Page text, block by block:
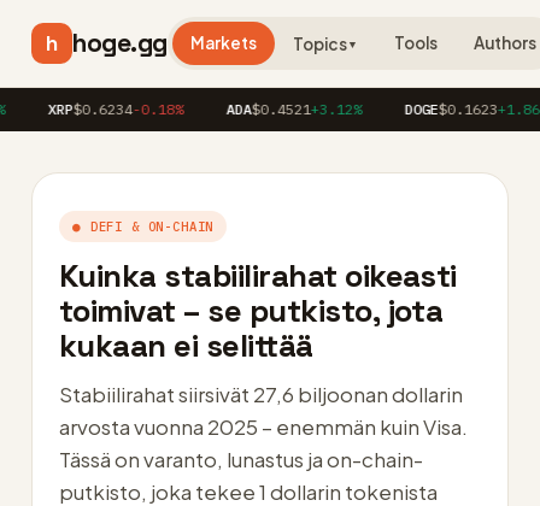
h hoge.gg Markets Topics▼ Tools Authors
XRP $0.6234-0.18% ADA $0.4521+3.12% DOGE $0.1623+1.86%
● DEFI & ON-CHAIN
Kuinka stabiilirahat oikeasti
toimivat – se putkisto, jota
kukaan ei selittää
Stabiilirahat siirsivät 27,6 biljoonan dollarin
arvosta vuonna 2025 – enemmän kuin Visa.
Tässä on varanto, lunastus ja on-chain-
putkisto, joka tekee 1 dollarin tokenista